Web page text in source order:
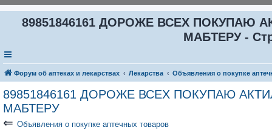
89851846161 ДОРОЖЕ ВСЕХ ПОКУПАЮ
МАБТЕРУ -
Форум об аптеках и лекарствах Лекарства Объявления о покупке
89851846161 ДОРОЖЕ ВСЕХ ПОКУПАЮ
МАБТЕРУ
⇐ Объявления о покупке аптечных товаров